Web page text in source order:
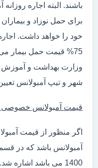
باشند. البته اجاره
برای حمل نوزاد و
خود را خواهد داشت.
75% قیمت حمل بیمار
وزارت بهداشت و آموزش
شهر و تیپ آمبولانس
قیمت آمبولانس خصوصی
اگر منظور از قیمت
آمبولانس باشد که در
1400 می باشد